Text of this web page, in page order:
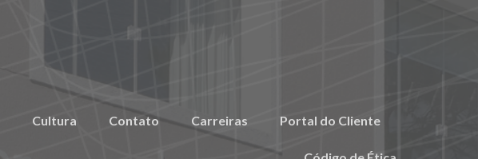
Cultura Contato Carreiras Portal do Cliente